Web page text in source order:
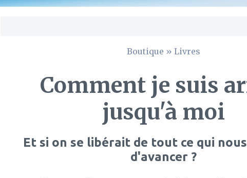
Boutique » Livres
Comment je suis
jusqu'à moi
Et si on se libérait de tout ce qui
d'avancer ?